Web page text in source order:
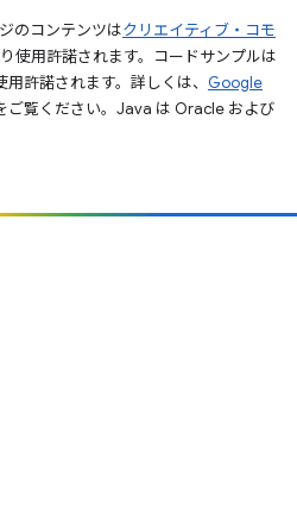
のコンテンツはクリエイティブ・コモ
使用許諾されます。コードサンプルは
用許諾されます。詳しくは、 Google
ご覧ください。Java は Oracle および